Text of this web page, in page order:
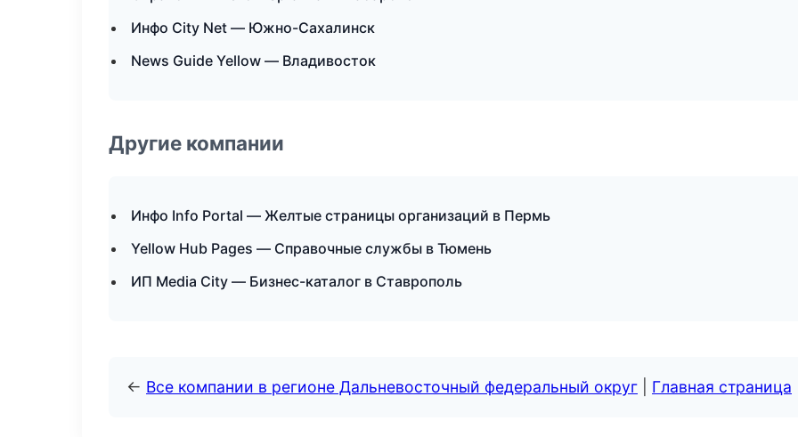
Инфо City Net — Южно-Сахалинск
News Guide Yellow — Владивосток
Другие компании
Инфо Info Portal — Желтые страницы организаций в Пермь
Yellow Hub Pages — Справочные службы в Тюмень
ИП Media City — Бизнес-каталог в Ставрополь
← Все компании в регионе Дальневосточный федеральный округ Главная страница